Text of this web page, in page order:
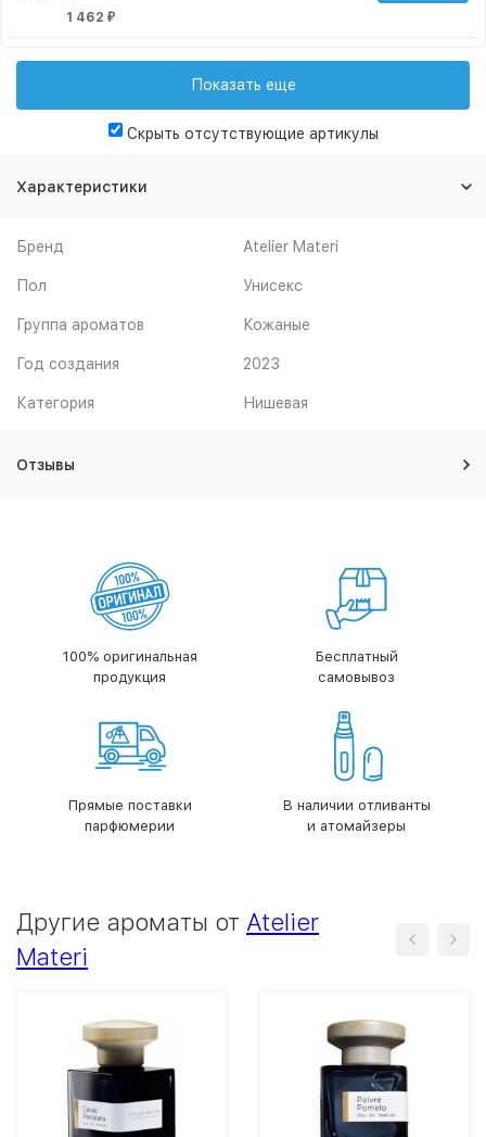
1 462 ₽
2 494
пробник 15мл (отливант)
3 268
парфюмерная вода 100мл
Показать еще
Скрыть отсутствующие артикулы
Характеристики
Бренд Atelier Materi
Пол Унисекс
Группа ароматов Кожаные
Год создания 2023
Категория Нишевая
Отзывы
100% оригинальная
продукция
Бесплатный
самовывоз
Прямые поставки
парфюмерии
В наличии отливанты
и атомайзеры
Другие ароматы от Atelier
Materi